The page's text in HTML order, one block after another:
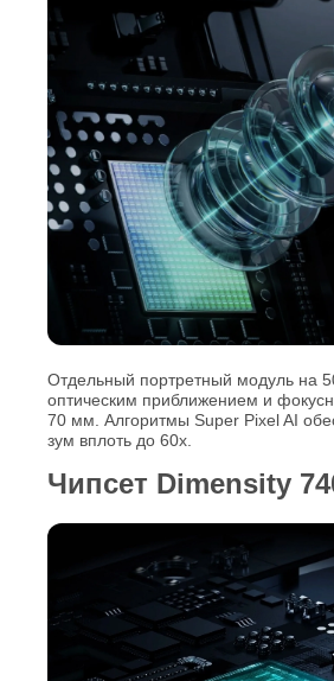
Отдельный портретный модуль на
оптическим приближением и
70 мм. Алгоритмы Super Pixel AI
зум вплоть до 60х.
Чипсет Dimensity